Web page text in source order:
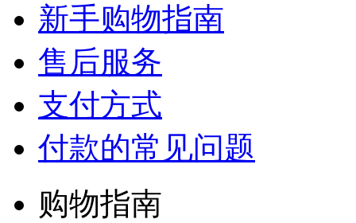
新手购物指南
售后服务
支付方式
付款的常见问题
购物指南